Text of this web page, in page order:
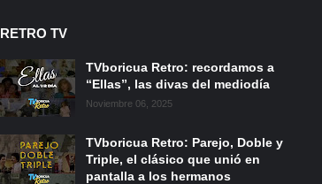
RETRO TV
TVboricua Retro: recordamos a
“Ellas”, las divas del mediodía
Noviembre 06, 2025
TVboricua Retro: Parejo, Doble y
Triple, el clásico que unió en
pantalla a los hermanos